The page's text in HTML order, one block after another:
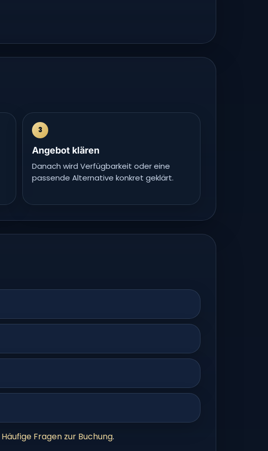
3
Angebot klären
Danach wird Verfügbarkeit oder eine
passende Alternative konkret geklärt.
Häufige Fragen zur Buchung.